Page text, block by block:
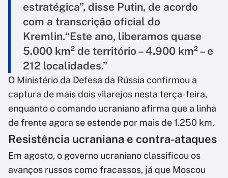
estratégica”, disse Putin, de acordo
com a transcrição oficial do
Kremlin.“Este ano, liberamos quase
5.000 km² de território – 4.900 km² – e
212 localidades.”
O Ministério da Defesa da Rússia confirmou a
captura de mais dois vilarejos nesta terça-feira,
enquanto o comando ucraniano afirma que a linha
de frente agora se estende por mais de 1.250 km.
Resistência ucraniana e contra-ataques
Em agosto, o governo ucraniano classificou os
avanços russos como fracassos, já que Moscou